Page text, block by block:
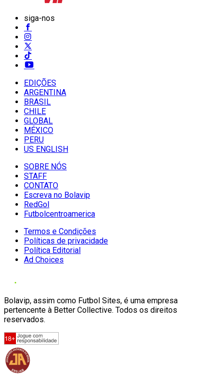
siga-nos
EDIÇÕES
ARGENTINA
BRASIL
CHILE
GLOBAL
MÉXICO
PERU
US ENGLISH
SOBRE NÓS
STAFF
CONTATO
Escreva no Bolavip
RedGol
Futbolcentroamerica
Termos e Condições
Políticas de privacidade
Política Editorial
Ad Choices
Bolavip, assim como Futbol Sites, é uma empresa
pertencente à Better Collective. Todos os direitos
reservados.